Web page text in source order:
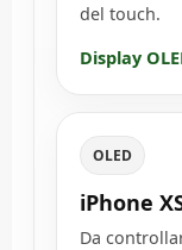
del touch.
Display
OLED
iPhone
Da